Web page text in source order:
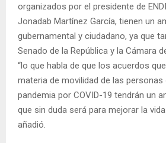
organizados por el presidente de
Jonadab Martínez García, tienen un
gubernamental y ciudadano, ya que
Senado de la República y la Cámara
“lo que habla de que los acuerdos
materia de movilidad de las personas
pandemia por COVID-19 tendrán un
que sin duda será para mejorar la
añadió.